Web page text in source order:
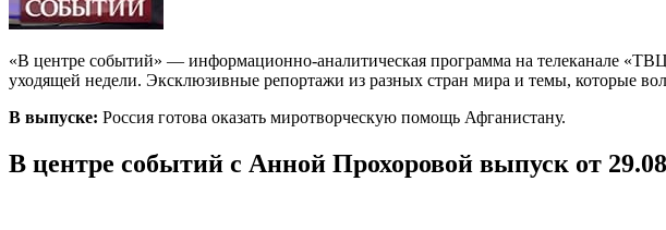
«В центре событий» — информационно-аналитическая программа на телеканале
уходящей недели. Эксклюзивные репортажи из разных стран мира и темы, которые
В выпуске: Россия готова оказать миротворческую помощь Афганистану.
В центре событий с Анной Прохоровой выпуск от